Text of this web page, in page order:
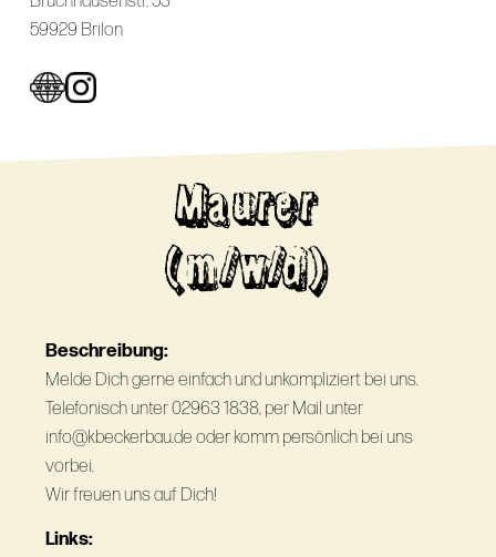
59929 Brilon
Maurer
(m/w/d)
Beschreibung:
Melde Dich gerne einfach und unkompliziert bei uns.
Telefonisch unter 02963 1838, per Mail unter
info@kbeckerbau.de oder komm persönlich bei uns
vorbei.
Wir freuen uns auf Dich!
Links: